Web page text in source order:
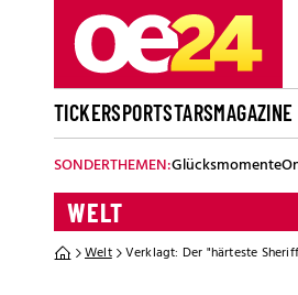
TICKERSPORTSTARSMAGAZINE
SONDERTHEMEN:Glücksmomente
WELT
Welt Verklagt: Der "härteste